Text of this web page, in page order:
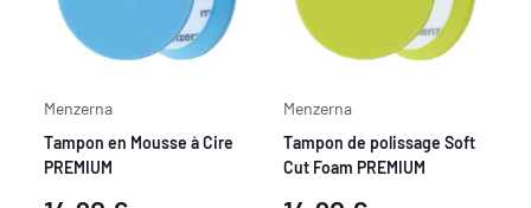
Menzerna
Tampon en Mousse à Cire
PREMIUM
Menzerna
Tampon de polissage Soft
Cut Foam PREMIUM